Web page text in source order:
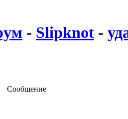
- Slipknot -
Сообщение